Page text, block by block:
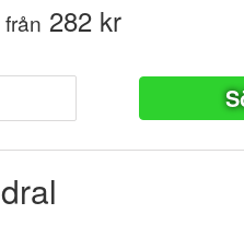
från 282 kr